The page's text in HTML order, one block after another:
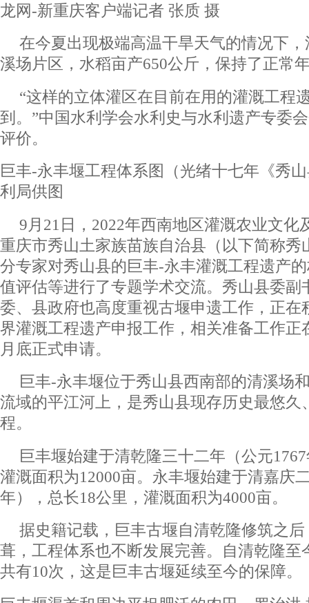
龙网-新重庆客户端记者 张质 摄
在今夏出现极端高温干旱天气的情况下
溪场片区，水稻亩产650公斤，保持了正常
“这样的立体灌区在目前在用的灌溉工程
到。”中国水利学会水利史与水利遗产专委
评价。
巨丰-永丰堰工程体系图（光绪十七年《秀
利局供图
9月21日，2022年西南地区灌溉农业文化
重庆市秀山土家族苗族自治县（以下简称秀
分专家对秀山县的巨丰-永丰灌溉工程遗产
值评估等进行了专题学术交流。秀山县委副
委、县政府也高度重视古堰申遗工作，正在
界灌溉工程遗产申报工作，相关准备工作正
月底正式申请。
巨丰-永丰堰位于秀山县西南部的清溪场
流域的平江河上，是秀山县现存历史最悠久
程。
巨丰堰始建于清乾隆三十二年（公元
灌溉面积为12000亩。永丰堰始建于清嘉庆
年），总长18公里，灌溉面积为4000亩。
据史籍记载，巨丰古堰自清乾隆修筑之
葺，工程体系也不断发展完善。自清乾隆至
共有10次，这是巨丰古堰延续至今的保障。